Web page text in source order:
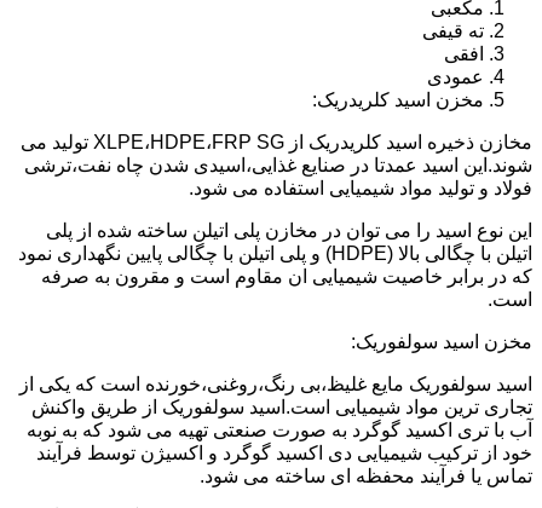
مکعبی
ته قیفی
افقی
عمودی
مخزن اسید کلریدریک:
مخازن ذخیره اسید کلریدریک از XLPE،HDPE،FRP SG تولید می
شوند.این اسید عمدتا در صنایع غذایی،اسیدی شدن چاه نفت،ترشی
فولاد و تولید مواد شیمیایی استفاده می شود.
این نوع اسید را می توان در مخازن پلی اتیلن ساخته شده از پلی
اتیلن با چگالی بالا (HDPE) و پلی اتیلن با چگالی پایین نگهداری نمود
که در برابر خاصیت شیمیایی ان مقاوم است و مقرون به صرفه
است.
مخزن اسید سولفوریک:
اسید سولفوریک مایع غلیظ،بی رنگ،روغنی،خورنده است که یکی از
تجاری ترین مواد شیمیایی است.اسید سولفوریک از طریق واکنش
آب با تری اکسید گوگرد به صورت صنعتی تهیه می شود که به نوبه
خود از ترکیب شیمیایی دی اکسید گوگرد و اکسیژن توسط فرآیند
تماس یا فرآیند محفظه ای ساخته می شود.